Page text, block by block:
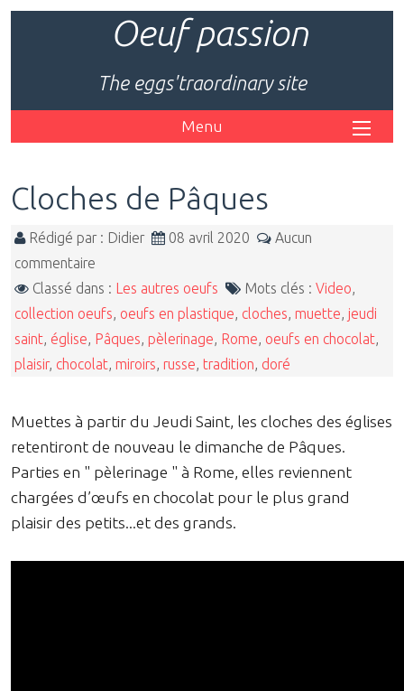
Oeuf passion
The eggs'traordinary site
Menu
Cloches de Pâques
Rédigé par : Didier 08 avril 2020
Aucun
commentaire
Classé dans : Les autres oeufs Mots clés : Video
collection oeufs oeufs en plastique cloches muette jeudi
saint église Pâques pèlerinage Rome oeufs en chocolat
plaisir, chocolat miroirs russe tradition doré
Muettes à partir du Jeudi Saint, les cloches des églises
retentiront de nouveau le dimanche de Pâques.
Parties en " pèlerinage " à Rome, elles reviennent
chargées d’œufs en chocolat pour le plus grand
plaisir des petits...et des grands.